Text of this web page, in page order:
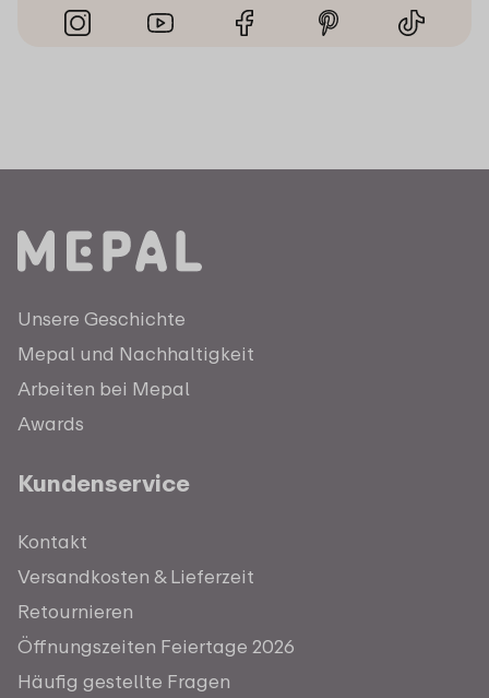
Unsere Geschichte
Mepal und Nachhaltigkeit
Arbeiten bei Mepal
Awards
Kundenservice
Kontakt
Versandkosten & Lieferzeit
Retournieren
Öffnungszeiten Feiertage 2026
Häufig gestellte Fragen